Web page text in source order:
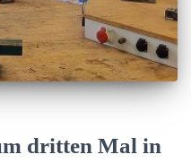
dritten Mal in